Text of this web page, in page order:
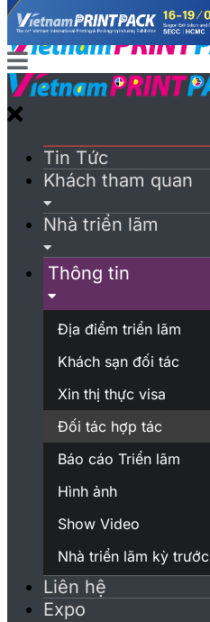
Tin Tức
Khách tham quan
Nhà triển lãm
Thông tin
Địa điểm triển lãm
Khách sạn đối tác
Xin thị thực visa
Đối tác hợp tác
Báo cáo Triển lãm
Hình ảnh
Show Video
Nhà triển lãm kỳ trước
Liên hệ
Expo